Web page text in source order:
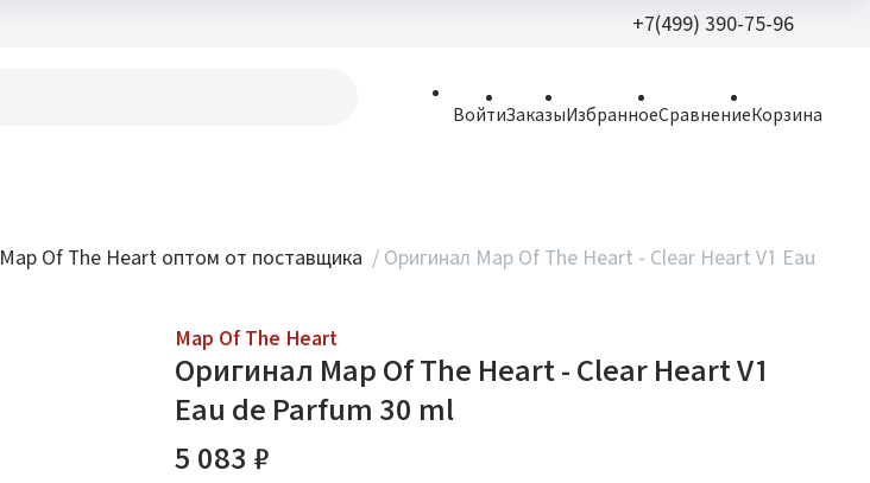
+7(499) 390-75-96
Волгоградский
ВойтиЗаказыИзбранноеСравнениеКорзина
Map Of The Heart оптом от поставщика / Оригинал Map Of The Heart - Clear Heart V1 Eau
Map Of The Heart
Оригинал Map Of The Heart - Clear Heart V1
Eau de Parfum 30 ml
5 083 ₽